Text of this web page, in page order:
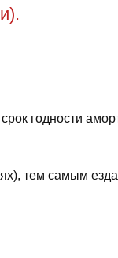
годности
тем самым